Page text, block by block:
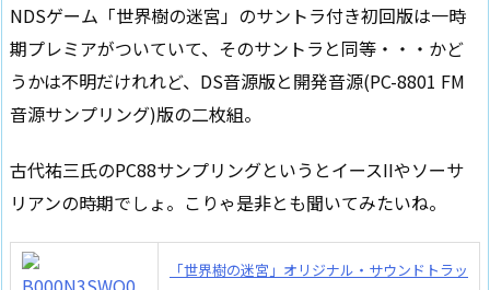
NDSゲーム「世界樹の迷宮」のサントラ付き初回版は一時
期プレミアがついていて、そのサントラと同等・・・かど
うかは不明だけれれど、DS音源版と開発音源(PC-8801 FM
音源サンプリング)版の二枚組。
古代祐三氏のPC88サンプリングというとイースIIやソーサ
リアンの時期でしょ。こりゃ是非とも聞いてみたいね。
「世界樹の迷宮」オリジナル・サウンドトラッ